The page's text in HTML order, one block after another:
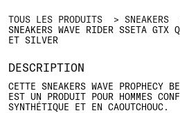
TOUS LES PRODUITS SNEAKERS
SNEAKERS WAVE RIDER SSETA GTX
T SILVER
DESCRIPTION
CETTE SNEAKERS WAVE PROPHECY
EST UN PRODUIT POUR HOMMES
SYNTHÉTIQUE ET EN CAOUTCHOUC.